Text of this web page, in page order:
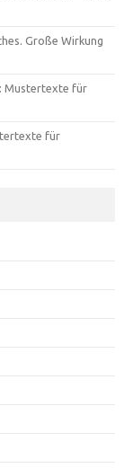
Große Wirkung
Mustertexte für
für